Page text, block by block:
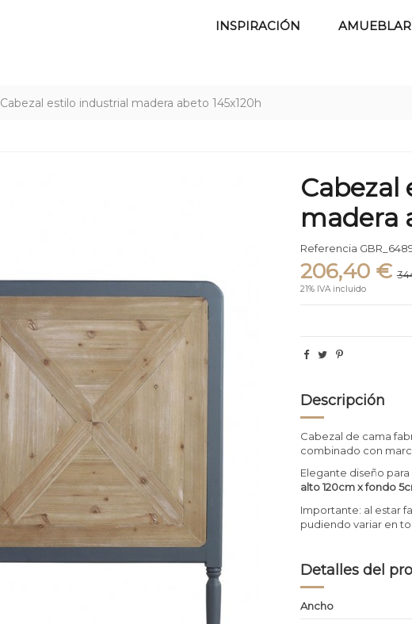
INSPIRACIÓN AMUEBLAR
Cabezal estilo industrial madera abeto 145x120h
madera
Referencia
206,40 €
21% IVA incluido
Descripción
Cabezal de cama
combinado con
Elegante diseño
alto 120cm x fondo
Importante: al estar
pudiendo variar en
Detalles del
Ancho